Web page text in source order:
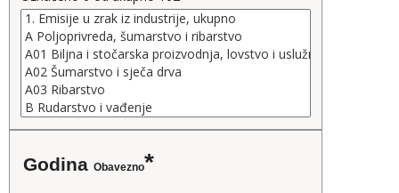
Godina Obavezno